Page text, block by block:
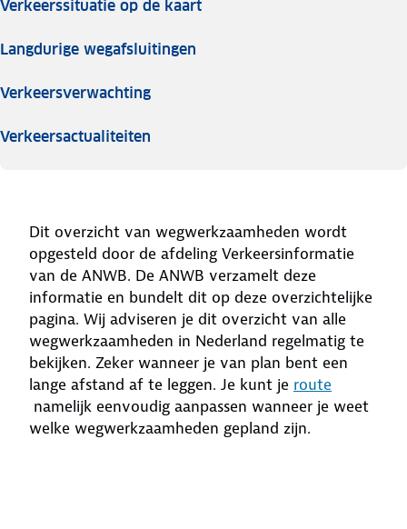
N3 2 werkzaamheden
N48 2 werkzaamheden
N50 Zwolle Emmeloord
N57 Middelburg Brouwersdam
Verkeerssituatie op de kaart
Langdurige wegafsluitingen
Verkeersverwachting
Verkeersactualiteiten
Dit overzicht van wegwerkzaamheden wordt
opgesteld door de afdeling Verkeersinformatie
van de ANWB. De ANWB verzamelt deze
informatie en bundelt dit op deze overzichtelijke
pagina. Wij adviseren je dit overzicht van alle
wegwerkzaamheden in Nederland regelmatig te
bekijken. Zeker wanneer je van plan bent een
lange afstand af te leggen. Je kunt je route
namelijk eenvoudig aanpassen wanneer je weet
welke wegwerkzaamheden gepland zijn.